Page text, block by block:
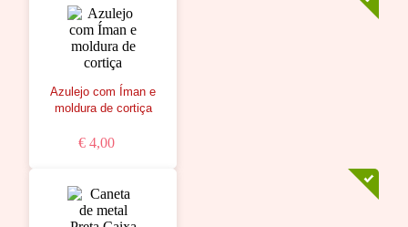
Azulejo com Íman e
moldura de cortiça
€ 4,00